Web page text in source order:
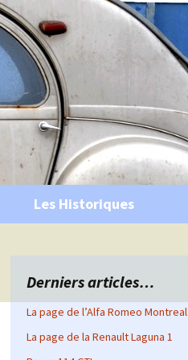
Les Historiques
Derniers articles…
La page de l’Alfa Romeo Montreal
La page de la Renault Laguna 1